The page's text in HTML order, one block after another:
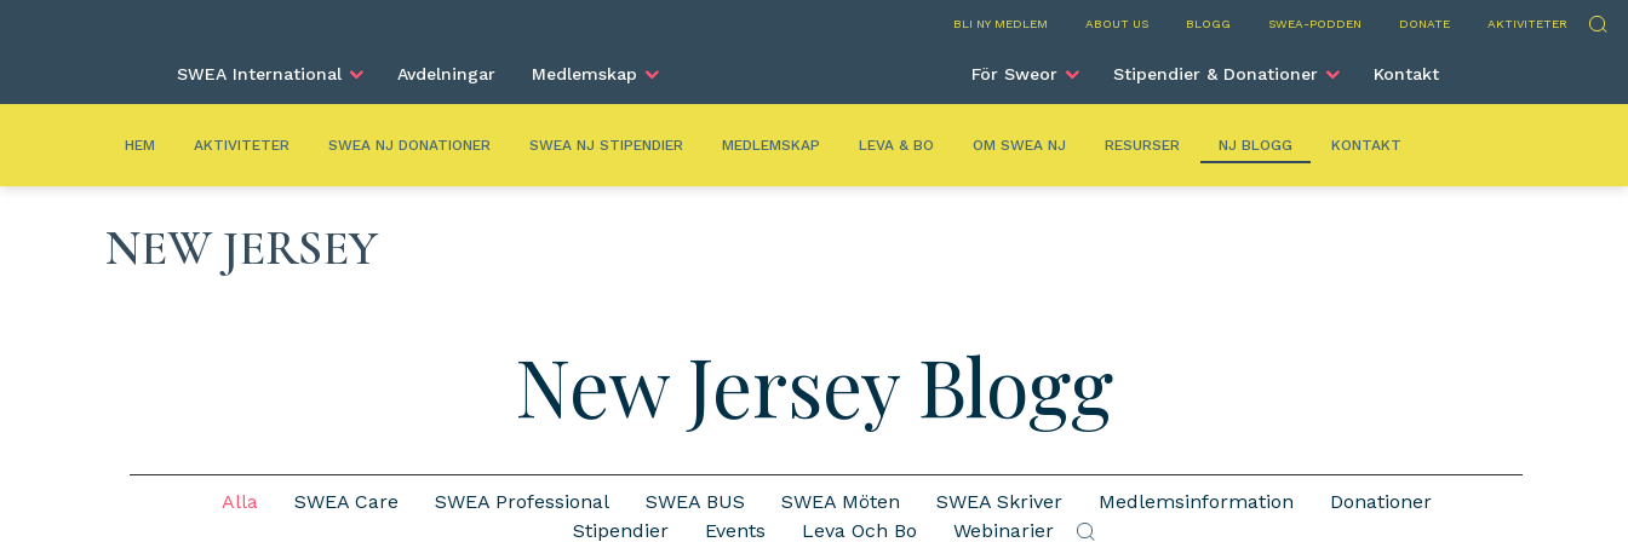
BLI NY MEDLEM ABOUT US BLOGG SWEA-PODDEN DONATE AKTIVITETER Sök
New Jersey
SWEA International Avdelningar Medlemskap För Sweor Stipendier & Donationer Kontakt
HEM AKTIVITETER SWEA NJ DONATIONER SWEA NJ STIPENDIER MEDLEMSKAP LEVA & BO OM SWEA NJ RESURSER NJ BLOGG KONTAKT
NEW JERSEY
New Jersey Blogg
Alla SWEA Care SWEA Professional SWEA BUS SWEA Möten SWEA Skriver Medlemsinformation
Donationer
Stipendier
Events Leva Och Bo Webinarier Sök